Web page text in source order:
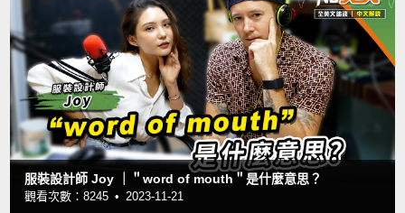
服裝設計師 Joy ｜＂word of mouth＂是什麼意思？
觀看次數：8245 • 2023-11-21